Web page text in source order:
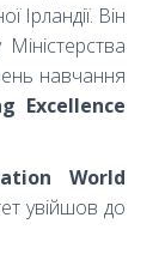
Ірландії. Він
навчання
Excellence
World
увійшов до